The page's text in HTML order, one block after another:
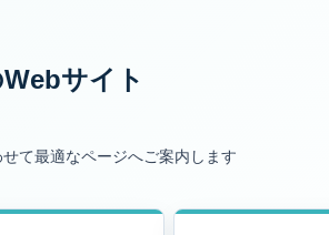
サイト
て最適なページへご案内します